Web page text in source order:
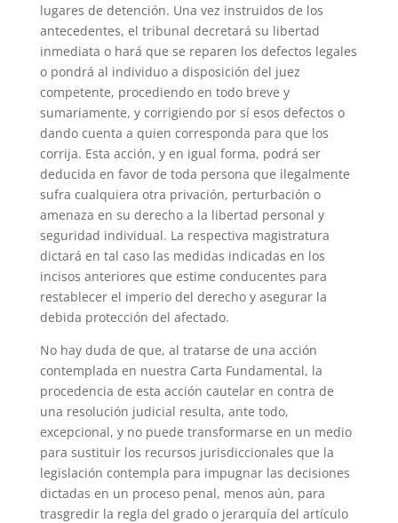
lugares de detención. Una vez instruidos de los
antecedentes, el tribunal decretará su libertad
inmediata o hará que se reparen los defectos legales
o pondrá al individuo a disposición del juez
competente, procediendo en todo breve y
sumariamente, y corrigiendo por sí esos defectos o
dando cuenta a quien corresponda para que los
corrija. Esta acción, y en igual forma, podrá ser
deducida en favor de toda persona que ilegalmente
sufra cualquiera otra privación, perturbación o
amenaza en su derecho a la libertad personal y
seguridad individual. La respectiva magistratura
dictará en tal caso las medidas indicadas en los
incisos anteriores que estime conducentes para
restablecer el imperio del derecho y asegurar la
debida protección del afectado.
No hay duda de que, al tratarse de una acción
contemplada en nuestra Carta Fundamental, la
procedencia de esta acción cautelar en contra de
una resolución judicial resulta, ante todo,
excepcional, y no puede transformarse en un medio
para sustituir los recursos jurisdiccionales que la
legislación contempla para impugnar las decisiones
dictadas en un proceso penal, menos aún, para
trasgredir la regla del grado o jerarquía del artículo